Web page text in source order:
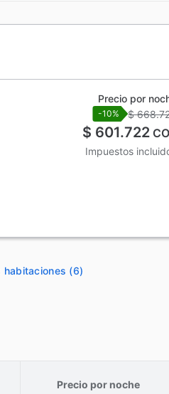
Precio por
-10% $
$ 601.722
Impuestos
habitaciones (6)
Precio por noche